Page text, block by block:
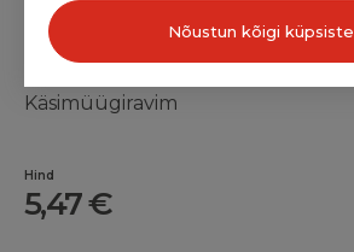
OLFEN GEEL 1% 50G
Käsimüügiravim
Hind
5,47 €
Nõustun kõigi